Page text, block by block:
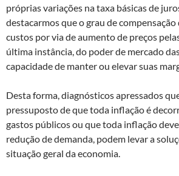
próprias variações na taxa básicas de
destacarmos que o grau de
custos por via de aumento de preços
última instância, do poder de mercado
capacidade de manter ou elevar suas
Desta forma, diagnósticos apressados
pressuposto de que toda inflação é
gastos públicos ou que toda inflação
redução de demanda, podem levar a
situação geral da economia.